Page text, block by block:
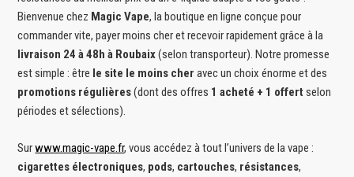
Bienvenue chez Magic Vape, la boutique en ligne conçue pour
commander vite, payer moins cher et recevoir rapidement grâce à la
livraison 24 à 48h à Roubaix(selon transporteur). Notre promesse
est simple : être le site le moins cher avec un choix énorme et des
promotions régulières(dont des offres 1 acheté + 1 offert selon
périodes et sélections).
Surwww.magic-vape.fr, vous accédez à tout l’univers de la vape :
cigarettes électroniques, pods, cartouches, résistances,